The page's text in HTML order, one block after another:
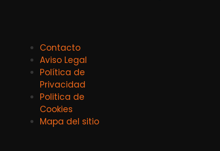
Contacto
Aviso Legal
Política de
Privacidad
Politica de
Cookies
Mapa del sitio